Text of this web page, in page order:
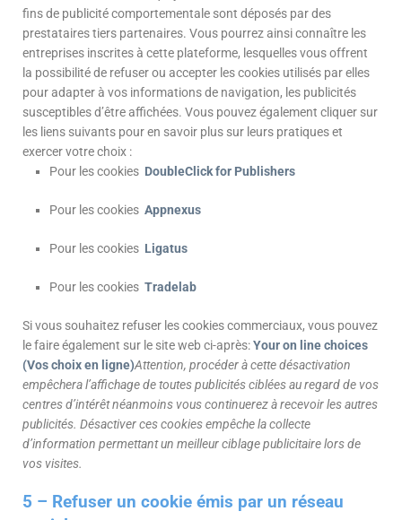
fins de publicité comportementale sont déposés par des
prestataires tiers partenaires. Vous pourrez ainsi connaître les
entreprises inscrites à cette plateforme, lesquelles vous offrent
la possibilité de refuser ou accepter les cookies utilisés par elles
pour adapter à vos informations de navigation, les publicités
susceptibles d’être affichées. Vous pouvez également cliquer sur
les liens suivants pour en savoir plus sur leurs pratiques et
exercer votre choix :
Pour les cookies DoubleClick for Publishers
Pour les cookies Appnexus
Pour les cookies Ligatus
Pour les cookies Tradelab
Si vous souhaitez refuser les cookies commerciaux, vous pouvez
le faire également sur le site web ci-après:Your on line choices
(Vos choix en ligne)Attention, procéder à cette désactivation
empêchera l’affichage de toutes publicités ciblées au regard de vos
centres d’intérêt néanmoins vous continuerez à recevoir les autres
publicités. Désactiver ces cookies empêche la collecte
d’information permettant un meilleur ciblage publicitaire lors de
vos visites.
5 – Refuser un cookie émis par un réseau